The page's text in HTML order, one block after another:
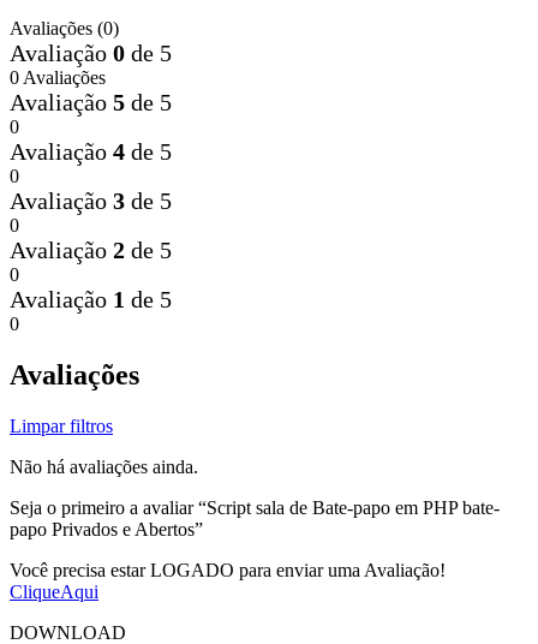
Avaliações (0)
Avaliação 0 de 5
0 Avaliações
Avaliação 5 de 5
0
Avaliação 4 de 5
0
Avaliação 3 de 5
0
Avaliação 2 de 5
0
Avaliação 1 de 5
0
Avaliações
Limpar filtros
Não há avaliações ainda.
Seja o primeiro a avaliar “Script sala de Bate-papo em PHP bate-
papo Privados e Abertos”
Você precisa estar LOGADO para enviar uma Avaliação!
CliqueAqui
DOWNLOAD